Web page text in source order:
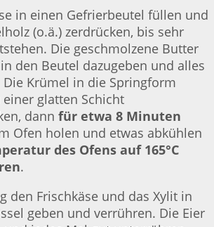
in einen Gefrierbeutel füllen und
(o.ä.) zerdrücken, bis sehr
Die geschmolzene Butter
den Beutel dazugeben und alles
Krümel in die Springform
glatten Schicht
dann für etwa 8 Minuten
Ofen holen und etwas abkühlen
des Ofens auf 165°C
.
den Frischkäse und das Xylit in
geben und verrühren. Die Eier